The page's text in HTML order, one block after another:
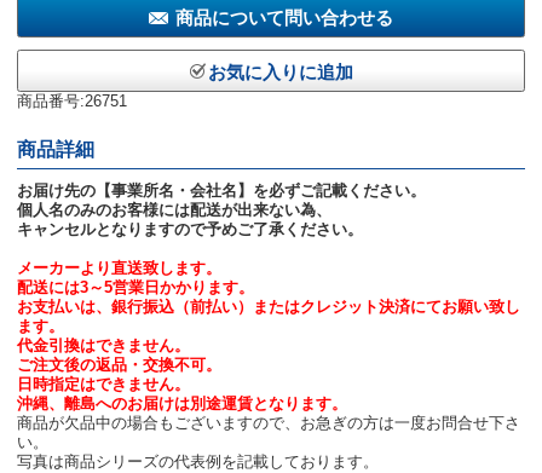
商品について問い合わせる
お気に入りに追加
商品番号:26751
商品詳細
お届け先の【事業所名・会社名】を必ずご記載ください。
個人名のみのお客様には配送が出来ない為、
キャンセルとなりますので予めご了承ください。
メーカーより直送致します。
配送には3～5営業日かかります。
お支払いは、銀行振込（前払い）またはクレジット決済にてお願い致し
ます。
代金引換はできません。
ご注文後の返品・交換不可。
日時指定はできません。
沖縄、離島へのお届けは別途運賃となります。
商品が欠品中の場合もございますので、お急ぎの方は一度お問合せ下さ
い。
写真は商品シリーズの代表例を記載しております。